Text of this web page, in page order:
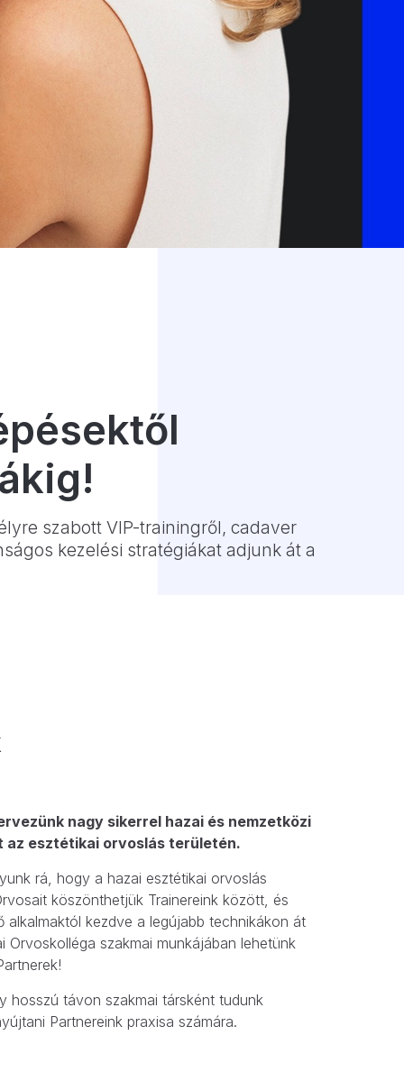
szabott VIP-trainingről, cadaver
kezelési stratégiákat adjunk át a
nagy sikerrel hazai és nemzetközi
az esztétikai orvoslás területén.
rá, hogy a hazai esztétikai orvoslás
köszönthetjük Trainereink között, és
alkalmaktól kezdve a legújabb technikákon át
Orvoskolléga szakmai munkájában lehetünk
hosszú távon szakmai társként tudunk
Partnereink praxisa számára.